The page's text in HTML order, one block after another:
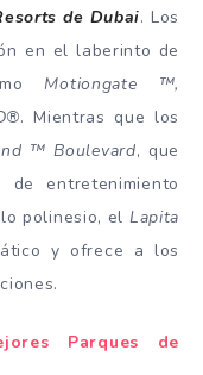
de Dubai. Los
en el laberinto de
Motiongate ™,
. Mientras que los
™ Boulevard, que
de entretenimiento
polinesio, el Lapita
y ofrece a los
Parques de